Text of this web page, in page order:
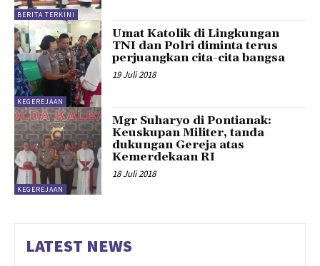
BERITA TERKINI
KEGEREJAAN
Umat Katolik di Lingkungan
TNI dan Polri diminta terus
perjuangkan cita-cita bangsa
19 Juli 2018
KEGEREJAAN
Mgr Suharyo di Pontianak:
Keuskupan Militer, tanda
dukungan Gereja atas
Kemerdekaan RI
18 Juli 2018
LATEST NEWS